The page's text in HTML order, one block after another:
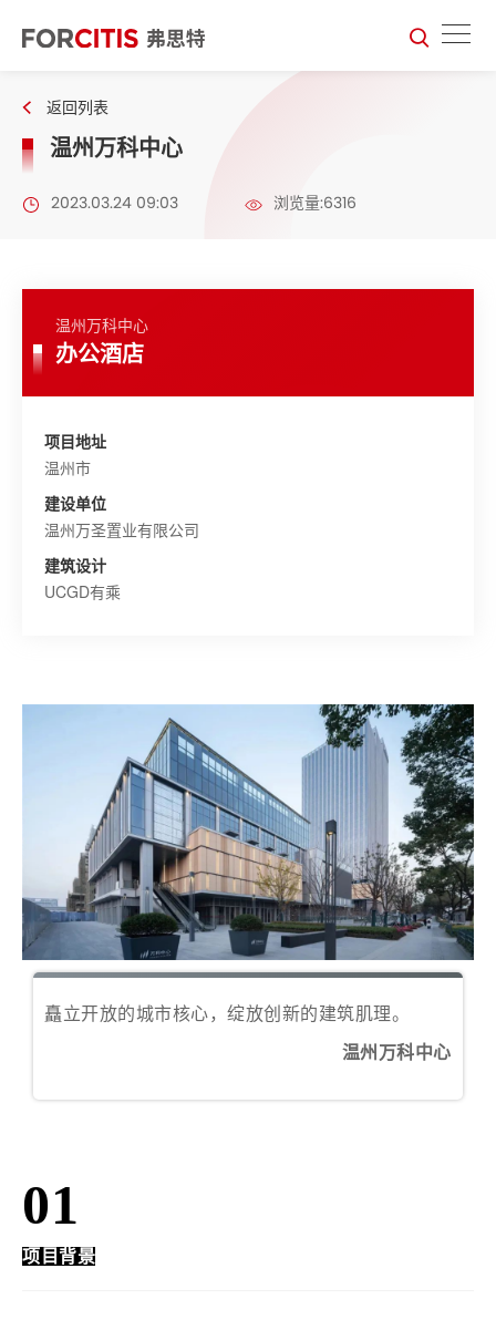
返回列表
温州万科中心
2023.03.24 09:03 浏览量:6316
温州万科中心
办公酒店
项目地址
温州市
建设单位
温州万圣置业有限公司
建筑设计
UCGD有乘
矗立开放的城市核心，绽放创新的建筑肌理。
温州万科中心
01
项目背景